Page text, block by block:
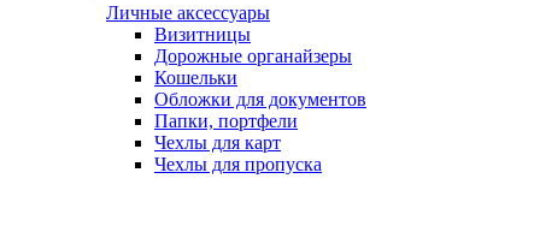
Личные аксессуары
Визитницы
Дорожные органайзеры
Кошельки
Обложки для документов
Папки, портфели
Чехлы для карт
Чехлы для пропуска